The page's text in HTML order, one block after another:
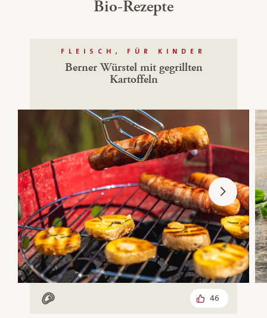
Bio-Rezepte
FLEISCH, FÜR KINDER
Berner Würstel mit gegrillten
Kartoffeln
Mit Fleisch 46